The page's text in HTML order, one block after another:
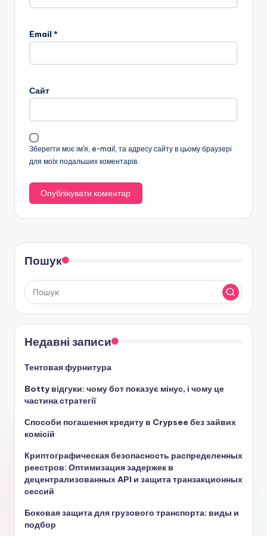
Email *
Сайт
Зберегти моє ім'я, e-mail, та адресу сайту в цьому браузері
для моїх подальших коментарів.
Пошук
Недавні записи
Тентовая фурнитура
Botty відгуки: чому бот показує мінус, і чому це
частина стратегії
Способи погашення кредиту в Crypsee без зайвих
комісій
Криптографическая безопасность распределенных
реестров: Оптимизация задержек в
децентрализованных API и защита транзакционных
сессий
Боковая защита для грузового транспорта: виды и
подбор